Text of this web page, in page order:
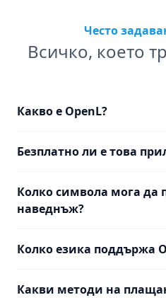
Често
Всичко, което
Какво е OpenL?
Безплатно ли е това
Колко символа мога да
наведнъж?
Колко езика поддържа
Какви методи на